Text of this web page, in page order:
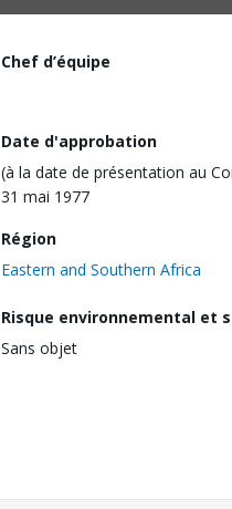
Chef d’équipe
Date d'approbation
(à la date de présentation au
31 mai 1977
Région
Eastern and Southern Africa
Risque environnemental et
Sans objet